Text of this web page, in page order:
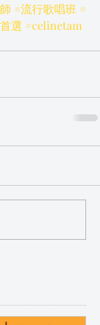
#流行歌唱班 #
選 #celinetam